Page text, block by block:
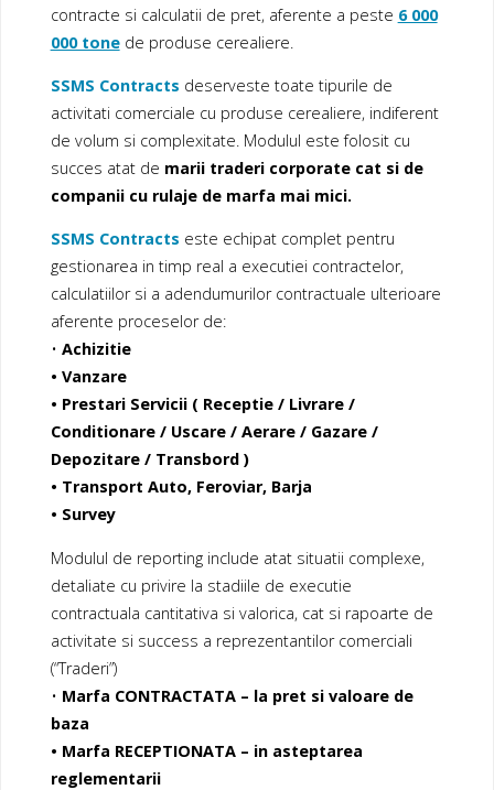
contracte si calculatii de pret, aferente a peste 6 000
000 tone de produse cerealiere.
SSMS Contracts deserveste toate tipurile de
activitati comerciale cu produse cerealiere, indiferent
de volum si complexitate. Modulul este folosit cu
succes atat de marii traderi corporate cat si de
companii cu rulaje de marfa mai mici.
SSMS Contracts este echipat complet pentru
gestionarea in timp real a executiei contractelor,
calculatiilor si a adendumurilor contractuale ulterioare
aferente proceselor de:
• Achizitie
• Vanzare
• Prestari Servicii ( Receptie / Livrare /
Conditionare / Uscare / Aerare / Gazare /
Depozitare / Transbord )
• Transport Auto, Feroviar, Barja
• Survey
Modulul de reporting include atat situatii complexe,
detaliate cu privire la stadiile de executie
contractuala cantitativa si valorica, cat si rapoarte de
activitate si success a reprezentantilor comerciali
(“Traderi”)
• Marfa CONTRACTATA – la pret si valoare de
baza
• Marfa RECEPTIONATA – in asteptarea
reglementarii